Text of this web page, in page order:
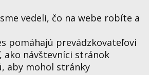
vedeli, čo na webe robíte a
pomáhajú prevádzkovateľovi
návštevníci stránok
aby mohol stránky